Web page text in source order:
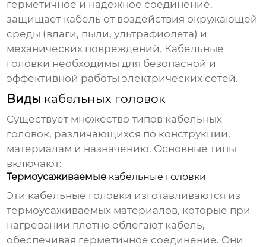
герметичное и надежное соединение,
защищает кабель от воздействия окружающей
среды (влаги, пыли, ультрафиолета) и
механических повреждений. Кабельные
головки необходимы для безопасной и
эффективной работы электрических сетей.
Виды кабельных головок
Существует множество типов кабельных
головок, различающихся по конструкции,
материалам и назначению. Основные типы
включают:
Термоусаживаемые кабельные головки
Эти кабельные головки изготавливаются из
термоусаживаемых материалов, которые при
нагревании плотно облегают кабель,
обеспечивая герметичное соединение. Они